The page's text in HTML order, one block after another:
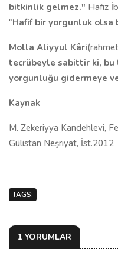
bitkinlik gelmez." Hafız
"Hafif bir yorgunluk olsa
Molla Aliyyul Kâri
tecrübeyle sabittir ki, bu
yorgunluğu gidermeye
Kaynak
M. Zekeriyya Kandehlevi,
Gülistan Neşriyat, İst.2012
TAGS:
1 YORUMLAR